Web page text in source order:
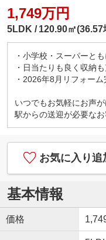
1,749万円
5LDK 120.90㎡(36.57
・小学校・スーパーと
・日当たりも良く収納
・2026年8月リフォー
いつでもお気軽にお声
駅からの送迎が必要な
お気に入り追
基本情報
価格